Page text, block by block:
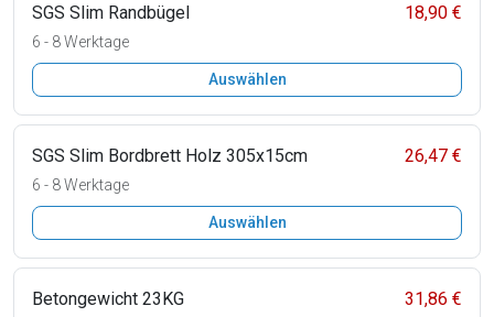
SGS Slim Randbügel 18,90 €
6 - 8 Werktage
Auswählen
SGS Slim Bordbrett Holz 305x15cm 26,47 €
6 - 8 Werktage
Auswählen
Betongewicht 23KG 31,86 €